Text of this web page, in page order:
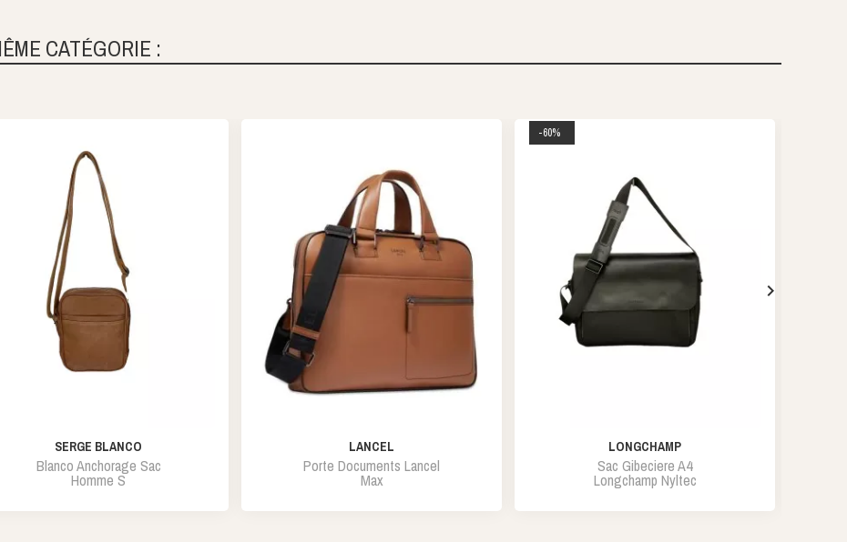
CATÉGORIE :
SERGE BLANCO
Blanco Anchorage Sac
Homme S
LANCEL
Porte Documents Lancel
Max
LONGCHAMP
Sac Gibeciere A4
Longchamp Nyltec
-60%
